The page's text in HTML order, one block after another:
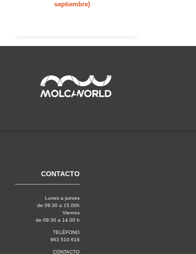
septiembre)
CONTACTO
Lunes a jueves
de 09:30 a 15.00h
Viernes
de 09:30 a 14.00 h
TELÉFONO
963 510 619
CONTACTO